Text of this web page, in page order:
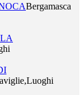
Bergamasca